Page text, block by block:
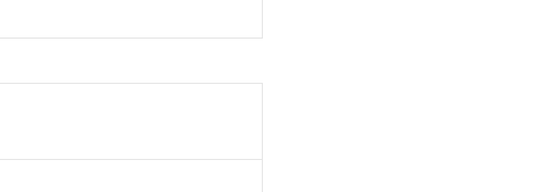
意のうえご利用ください。
物質）の非含有に対応した製品が提供可能な商品です。
）の非含有に対応した製品に切り替える予定のある商品です。
物質）の非含有の対応状況を調査中または確認中の商品です。
物で、有害物質有無と関係のない商品です。
品としていたものが、含有品と判明した場合などやむを得ず変更すること
RoHSの基準値以下であることを示します。